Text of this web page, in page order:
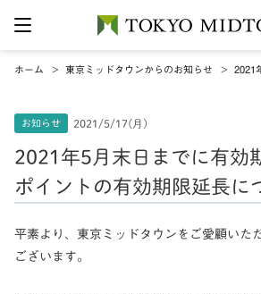
ホーム 東京ミッドタウンからのお知らせ 2021
お知らせ 2021/5/17(月)
2021年5月末日までに有効
ポイントの有効期限延長に
平素より、東京ミッドタウンをご愛顧いた
ございます。